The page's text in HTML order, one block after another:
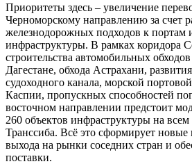
Приоритеты здесь – увеличение
Черноморскому направлению за счет
железнодорожных подходов к портам
инфраструктуры. В рамках коридора
строительства автомобильных
Дагестане, обхода Астрахани,
судоходного канала, морской
Каспии, пропускных способностей
восточном направлении предстоит
260 объектов инфраструктуры на
Транссиба. Всё это сформирует новые
выхода на рынки соседних стран и
поставки.